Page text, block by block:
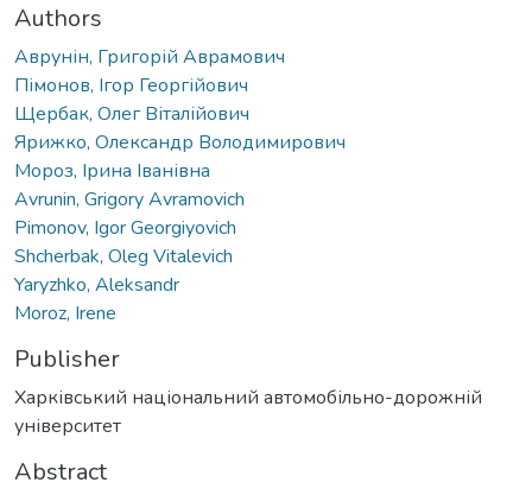
Authors
Аврунін, Григорій Аврамович
Пімонов, Ігор Георгійович
Щербак, Олег Віталійович
Ярижко, Олександр Володимирович
Мороз, Ірина Іванівна
Avrunin, Grigory Avramovich
Pimonov, Igor Georgiyovich
Shcherbak, Oleg Vitalevich
Yaryzhko, Aleksandr
Moroz, Irene
Publisher
Харківський національний автомобільно-дорожній
університет
Abstract